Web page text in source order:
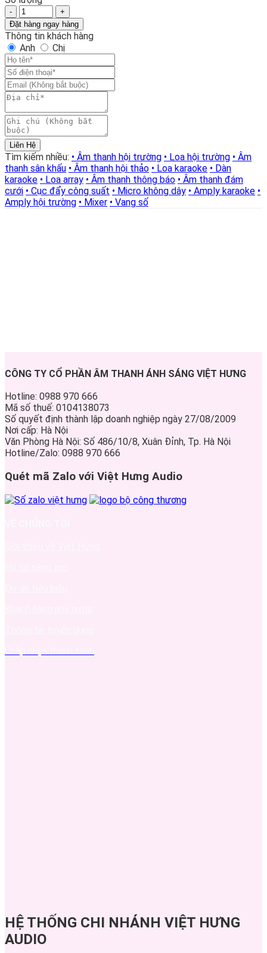
Micro
Shure
UGX8
II
không
dây
với
thiết
kế
sang
trọng,
chất
lượng
hoàn
hảo
số
lượng
Đặt hàng ngay hàng
Thông tin khách hàng
Anh
Chị
Liên Hệ
Tìm kiếm nhiều: • Âm thanh hội trường • Loa hội trường • Âm
thanh sân khấu • Âm thanh hội thảo • Loa karaoke • Dàn
karaoke • Loa array • Âm thanh thông báo • Âm thanh đám
cưới • Cục đẩy công suất • Micro không dây • Amply karaoke •
Amply hội trường • Mixer • Vang số
CÔNG TY CỔ PHẦN ÂM THANH ÁNH SÁNG VIỆT HƯNG
Hotline: 0988 970 666
Mã số thuế: 0104138073
Số quyết định thành lập doanh nghiệp ngày 27/08/2009
Nơi cấp: Hà Nội
Văn Phòng Hà Nội: Số 486/10/8, Xuân Đỉnh, Tp. Hà Nội
Hotline/Zalo: 0988 970 666
Quét mã Zalo với Việt Hưng Audio
HỆ THỐNG CHI NHÁNH VIỆT HƯNG
AUDIO